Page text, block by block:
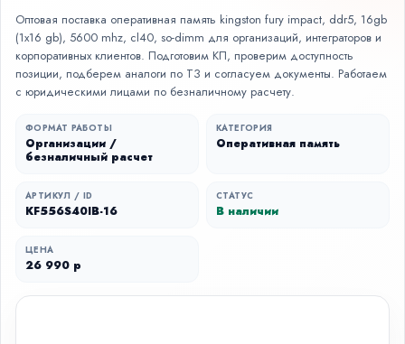
Оптовая поставка оперативная память kingston fury impact, ddr5, 16gb
(1x16 gb), 5600 mhz, cl40, so-dimm для организаций, интеграторов и
корпоративных клиентов. Подготовим КП, проверим доступность
позиции, подберем аналоги по ТЗ и согласуем документы. Работаем
с юридическими лицами по безналичному расчету.
ФОРМАТ РАБОТЫ
Организации /
безналичный расчет
КАТЕГОРИЯ
Оперативная память
АРТИКУЛ / ID
KF556S40IB-16
СТАТУС
В наличии
ЦЕНА
26 990 р